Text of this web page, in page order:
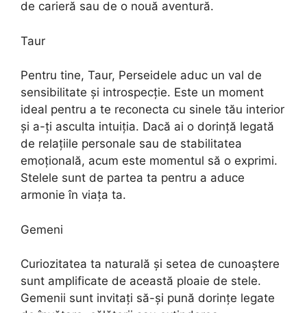
de carieră sau de o nouă aventură.
Taur
Pentru tine, Taur, Perseidele aduc un val de
sensibilitate și introspecție. Este un moment
ideal pentru a te reconecta cu sinele tău interior
și a-ți asculta intuiția. Dacă ai o dorință legată
de relațiile personale sau de stabilitatea
emoțională, acum este momentul să o exprimi.
Stelele sunt de partea ta pentru a aduce
armonie în viața ta.
Gemeni
Curiozitatea ta naturală și setea de cunoaștere
sunt amplificate de această ploaie de stele.
Gemenii sunt invitați să-și pună dorințe legate